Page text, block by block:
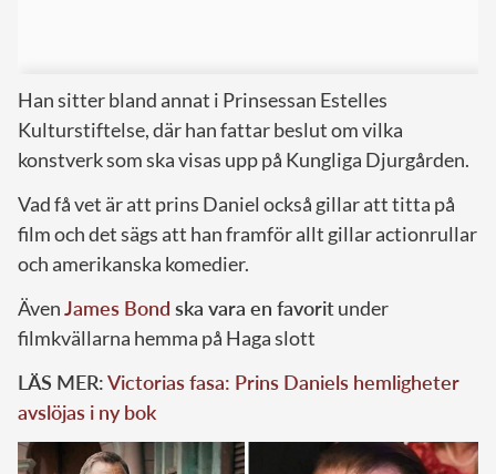
Han sitter bland annat i Prinsessan Estelles
Kulturstiftelse, där han fattar beslut om vilka
konstverk som ska visas upp på Kungliga Djurgården.
Vad få vet är att prins Daniel också gillar att titta på
film och det sägs att han framför allt gillar actionrullar
och amerikanska komedier.
ÄvenJames Bond ska vara en favoritunder
filmkvällarna hemma på Haga slott
LÄS MER:Victorias fasa: Prins Daniels hemligheter
avslöjas i ny bok